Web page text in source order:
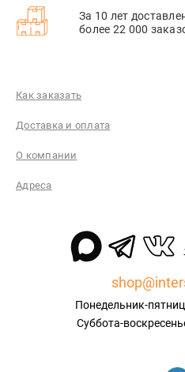
За 10 лет
более 22 000
Как заказать
Доставка и оплата
О компании
Адреса
Понедельник-
Суббота-